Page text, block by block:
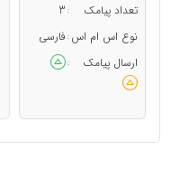
تعداد پیامک :
3
نوع اس ام اس : فارسی
ارسال پیامک
: